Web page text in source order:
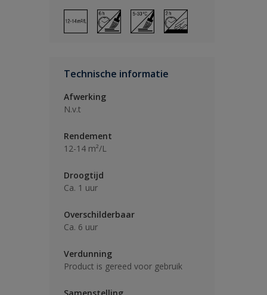
Technische informatie
Afwerking
N.v.t
Rendement
12-14 m²/L
Droogtijd
Ca. 1 uur
Overschilderbaar
Ca. 6 uur
Verdunning
Product is gereed voor gebruik